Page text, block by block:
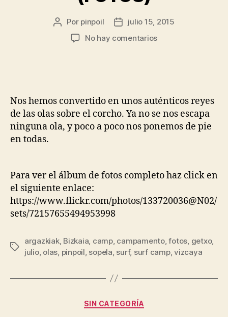
Por pinpoil
julio 15, 2015
No hay comentarios
Nos hemos convertido en unos auténticos reyes
de las olas sobre el corcho. Ya no se nos escapa
ninguna ola, y poco a poco nos ponemos de pie
en todas.
Para ver el álbum de fotos completo haz click en
el siguiente enlace:
https://www.flickr.com/photos/133720036@N02/
sets/72157655494953998
argazkiak, Bizkaia camp, campamento,fotos getxo,
julio, olas pinpoil sopela surf, surf camp,vizcaya
SIN CATEGORÍA